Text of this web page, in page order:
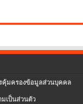
คุ้มครองข้อมูลส่วนบุคคล
เป็นส่วนตัว